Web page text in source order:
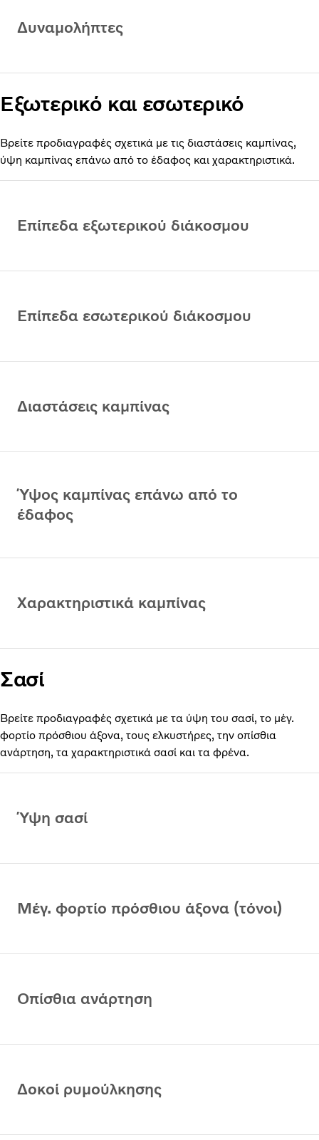
Δυναμολήπτες
Εξωτερικό και εσωτερικό
Βρείτε προδιαγραφές σχετικά με τις διαστάσεις καμπίνας,
ύψη καμπίνας επάνω από το έδαφος και χαρακτηριστικά.
Επίπεδα εξωτερικού διάκοσμου
Επίπεδα εσωτερικού διάκοσμου
Διαστάσεις καμπίνας
Ύψος καμπίνας επάνω από το
έδαφος
Χαρακτηριστικά καμπίνας
Σασί
Βρείτε προδιαγραφές σχετικά με τα ύψη του σασί, το μέγ.
φορτίο πρόσθιου άξονα, τους ελκυστήρες, την οπίσθια
ανάρτηση, τα χαρακτηριστικά σασί και τα φρένα.
Ύψη σασί
Μέγ. φορτίο πρόσθιου άξονα (τόνοι)
Οπίσθια ανάρτηση
Δοκοί ρυμούλκησης